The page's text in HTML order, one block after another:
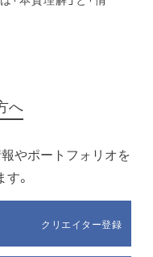
へ
やポートフォリオを
。
クリエイター登録